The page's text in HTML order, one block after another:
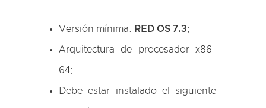
Versión mínima: RED OS 7.3;
Arquitectura de procesador x86-
64;
Debe estar instalado el siguiente